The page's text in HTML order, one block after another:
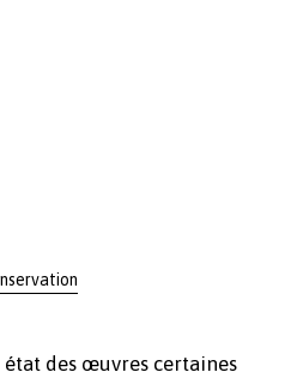
des œuvres certaines